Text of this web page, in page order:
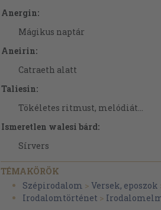
Anergin:
Mágikus naptár
Aneirin:
Catraeth alatt
Taliesin:
Tökéletes ritmust, melódiát...
Ismeretlen walesi bárd:
Sírvers
Sedulius Scotus:
Tanítok, írok, olvasok...
Gottschalk, az eretnek:
TÉMAKÖRÖK
Szépirodalom > Versek, eposzok
Irodalomtörténet >